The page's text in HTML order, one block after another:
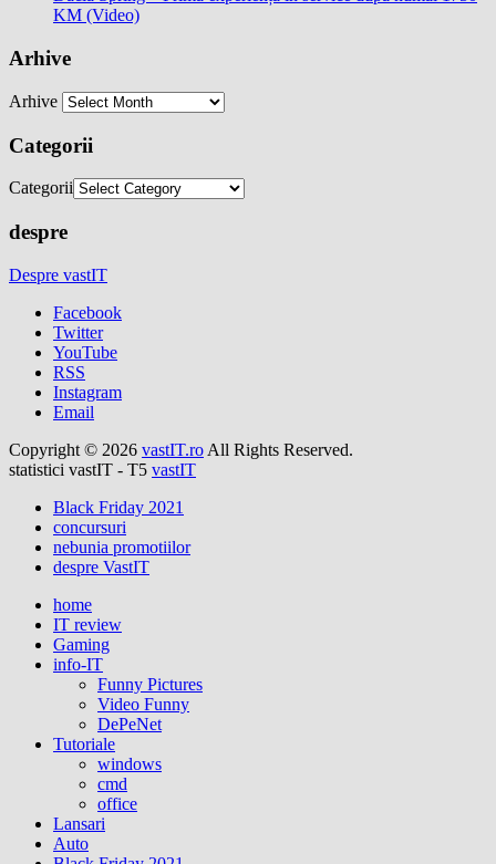
KM (Video)
Arhive
Arhive
Categorii
Categorii
despre
Despre vastIT
Facebook
Twitter
YouTube
RSS
Instagram
Email
Copyright © 2026 vastIT.ro All Rights Reserved.
statistici vastIT - T5 vastIT
Black Friday 2021
concursuri
nebunia promotiilor
despre VastIT
home
IT review
Gaming
info-IT
Funny Pictures
Video Funny
DePeNet
Tutoriale
windows
cmd
office
Lansari
Auto